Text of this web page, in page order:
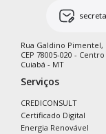
Rua Galdino Pimentel,
CEP 78005-020 - Centro
Cuiabá - MT
Serviços
CREDICONSULT
Certificado Digital
Energia Renovável